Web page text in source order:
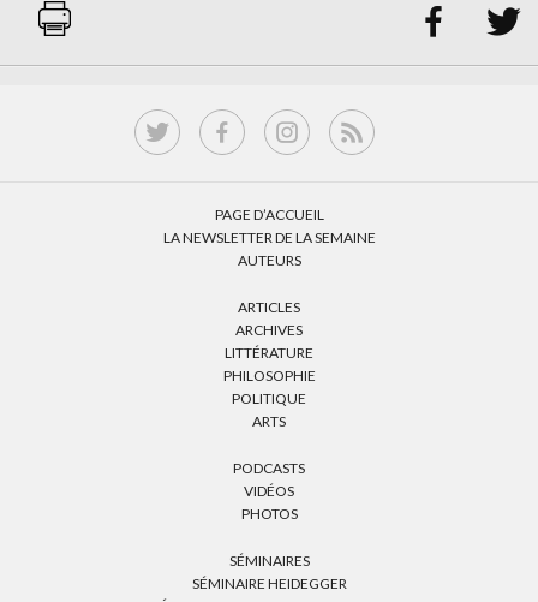
 
PAGE D’ACCUEIL
LA NEWSLETTER DE LA SEMAINE
AUTEURS
ARTICLES
ARCHIVES
LITTÉRATURE
PHILOSOPHIE
POLITIQUE
ARTS
PODCASTS
VIDÉOS
PHOTOS
SÉMINAIRES
SÉMINAIRE HEIDEGGER